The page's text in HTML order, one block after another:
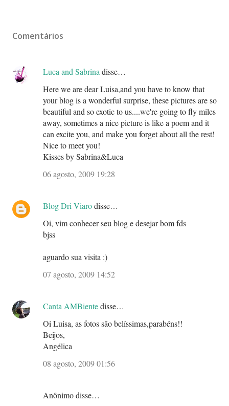
Comentários
Luca and Sabrina disse…
Here we are dear Luisa,and you have to know that
your blog is a wonderful surprise, these pictures are so
beautiful and so exotic to us....we're going to fly miles
away, sometimes a nice picture is like a poem and it
can excite you, and make you forget about all the rest!
Nice to meet you!
Kisses by Sabrina&Luca
06 agosto, 2009 19:28
Blog Dri Viarodisse…
Oi, vim conhecer seu blog e desejar bom fds
bjss
aguardo sua visita :)
07 agosto, 2009 14:52
Canta AMBientedisse…
Oi Luisa, as fotos são belíssimas,parabéns!!
Beijos,
Angélica
08 agosto, 2009 01:56
Anônimo disse…